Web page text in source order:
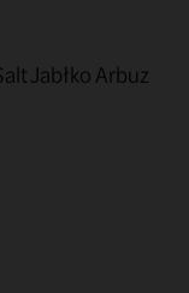
Jabłko Arbuz